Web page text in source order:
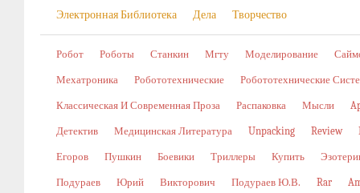
Электронная Библиотека
Дела Творчество
Робот Роботы Станкин Мгту Моделирование
Мехатроника Робототехнические Робототехнические
Классическая И Современная Проза Распаковка Мысли
Детектив Медицинская Литература Unpacking Review
Егоров Пушкин Боевики Триллеры Купить
Подураев Юрий Викторович Подураев Ю.В. Rar